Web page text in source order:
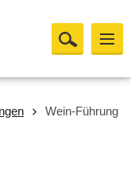
Wein-Führung